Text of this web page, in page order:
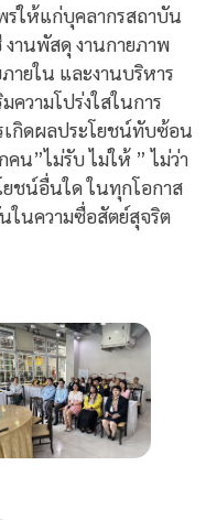
ร่ให้แก่บุคลากรสถาบัน
านพัสดุ งานกายภาพ
ยใน และงานบริหาร
ความโปร่งใสในการ
เกิดผลประโยชน์ทับซ้อน
น”ไม่รับ ไม่ให้ ” ไม่ว่า
ยชน์อื่นใด ในทุกโอกาส
ในความซื่อสัตย์สุจริต